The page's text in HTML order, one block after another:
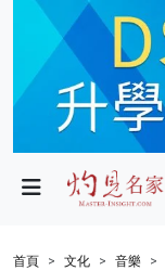
政局
財經
首頁 文化 音樂